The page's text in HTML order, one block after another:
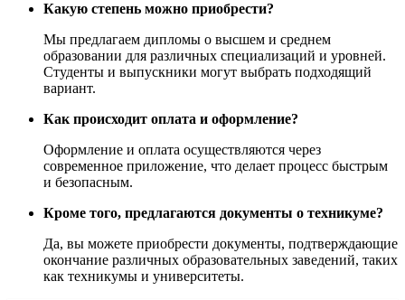
Какую степень можно приобрести?
Мы предлагаем дипломы о высшем и среднем
образовании для различных специализаций и уровней.
Студенты и выпускники могут выбрать подходящий
вариант.
Как происходит оплата и оформление?
Оформление и оплата осуществляются через
современное приложение, что делает процесс быстрым
и безопасным.
Кроме того, предлагаются документы о техникуме?
Да, вы можете приобрести документы, подтверждающие
окончание различных образовательных заведений, таких
как техникумы и университеты.